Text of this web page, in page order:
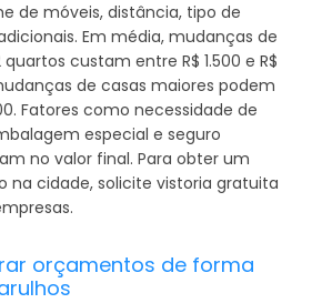
de móveis, distância, tipo de
Em média, mudanças de
custam entre R$ 1.500 e R$
de casas maiores podem
Fatores como necessidade de
especial e seguro
no valor final. Para obter um
na cidade, solicite vistoria gratuita
orçamentos de forma